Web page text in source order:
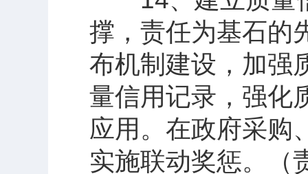
撑，责任为基石的
布机制建设，加强
量信用记录，强化
应用。在政府采购
实施联动奖惩。（